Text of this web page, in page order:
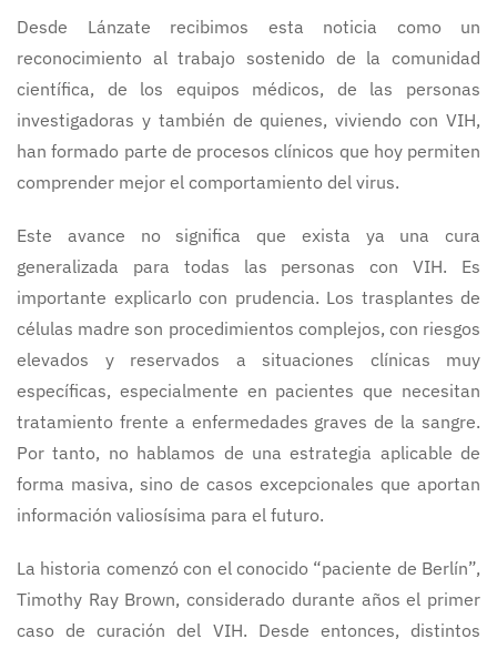
Desde Lánzate recibimos esta noticia como un
reconocimiento al trabajo sostenido de la comunidad
científica, de los equipos médicos, de las personas
investigadoras y también de quienes, viviendo con VIH,
han formado parte de procesos clínicos que hoy permiten
comprender mejor el comportamiento del virus.
Este avance no significa que exista ya una cura
generalizada para todas las personas con VIH. Es
importante explicarlo con prudencia. Los trasplantes de
células madre son procedimientos complejos, con riesgos
elevados y reservados a situaciones clínicas muy
específicas, especialmente en pacientes que necesitan
tratamiento frente a enfermedades graves de la sangre.
Por tanto, no hablamos de una estrategia aplicable de
forma masiva, sino de casos excepcionales que aportan
información valiosísima para el futuro.
La historia comenzó con el conocido “paciente de Berlín”,
Timothy Ray Brown, considerado durante años el primer
caso de curación del VIH. Desde entonces, distintos